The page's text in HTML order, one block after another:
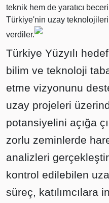
teknik hem de yaratıcı
Türkiye'nin uzay
verdiler.
Türkiye Yüzyılı
bilim ve teknoloji
etme vizyonunu
uzay projeleri
potansiyelini açığa
zorlu zeminlerde
analizleri
kontrol edilebilen
süreç, katılımcılara